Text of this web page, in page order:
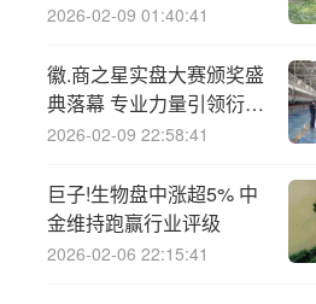
2026-02-09 01:40:41
徽.商之星实盘大赛颁奖盛
典落幕 专业力量引领衍生
品交易新生态
2026-02-09 22:58:41
巨子!生物盘中涨超5% 中
金维持跑赢行业评级
2026-02-06 22:15:41